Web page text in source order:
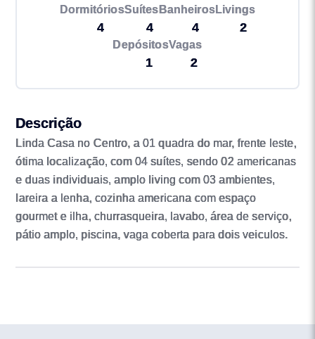
Dormitórios
4
Suítes
4
Banheiros
4
Livings
2
Depósitos
1
Vagas
2
Descrição
Linda Casa no Centro, a 01 quadra do mar, frente leste,
ótima localização, com 04 suítes, sendo 02 americanas
e duas individuais, amplo living com 03 ambientes,
lareira a lenha, cozinha americana com espaço
gourmet e ilha, churrasqueira, lavabo, área de serviço,
pátio amplo, piscina, vaga coberta para dois veiculos.